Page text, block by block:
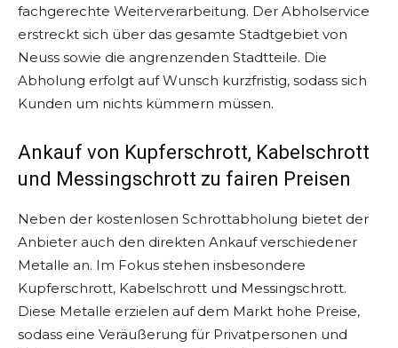
fachgerechte Weiterverarbeitung. Der Abholservice
erstreckt sich über das gesamte Stadtgebiet von
Neuss sowie die angrenzenden Stadtteile. Die
Abholung erfolgt auf Wunsch kurzfristig, sodass sich
Kunden um nichts kümmern müssen.
Ankauf von Kupferschrott, Kabelschrott
und Messingschrott zu fairen Preisen
Neben der kostenlosen Schrottabholung bietet der
Anbieter auch den direkten Ankauf verschiedener
Metalle an. Im Fokus stehen insbesondere
Kupferschrott, Kabelschrott und Messingschrott.
Diese Metalle erzielen auf dem Markt hohe Preise,
sodass eine Veräußerung für Privatpersonen und